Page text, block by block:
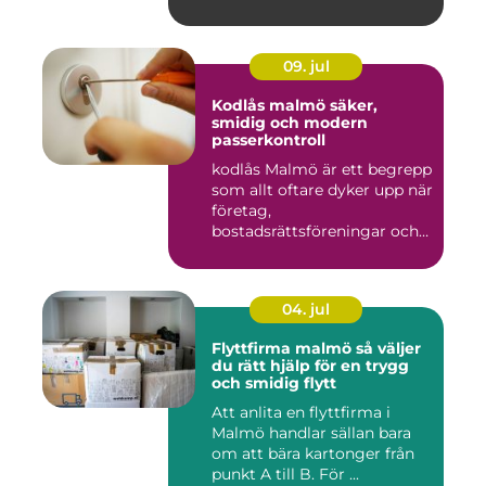
09. jul
Kodlås malmö säker,
smidig och modern
passerkontroll
kodlås Malmö är ett begrepp
som allt oftare dyker upp när
företag,
bostadsrättsföreningar och
04. jul
Flyttfirma malmö så väljer
du rätt hjälp för en trygg
och smidig flytt
Att anlita en flyttfirma i
Malmö handlar sällan bara
om att bära kartonger från
punkt A till B. För ...